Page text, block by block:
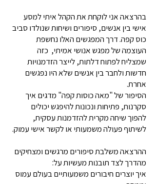
בהרצאה אני לוקחת את הקהל איתי למסע
אישי בין אנשים, סיפורים ושיחות שנולדו סביב
כוס קפה. דרך המפגשים האלו נחשפת
העוצמה של מפגש אנושי אמיתי, כזה
שמצליח לפתוח דלתות, לייצר הזדמנויות
חדשות ולחבר בין אנשים שלא היו נפגשים
אחרת.
הסיפור של "מאה כוסות קפה" מדגים איך
סקרנות, פתיחות ונכונות להיפגש יכולים
להפוך שיחה מקרית להזדמנות עסקית,
לשיתוף פעולה משמעותי או לקשר אישי עמוק.
ההרצאה משלבת סיפורים מרגשים ומצחיקים
מהדרך לצד תובנות מעשיות על:
איך יוצרים חיבורים משמעותיים בעולם עמוס